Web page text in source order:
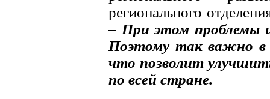
регионального
– При этом проблемы
Поэтому так важно в
что позволит
по всей стране.